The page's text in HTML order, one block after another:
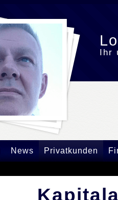
Ihr
News Privatkunden